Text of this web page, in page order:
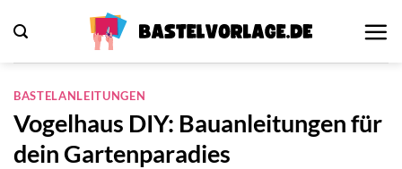
Inhalt
springen
BASTELANLEITUNGEN
Vogelhaus DIY: Bauanleitungen für
dein Gartenparadies